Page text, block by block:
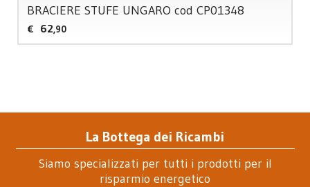
BRACIERE STUFE UNGARO cod CP01348
€ 62,90
La Bottega dei Ricambi
Siamo specializzati per tutti i prodotti per il
risparmio energetico